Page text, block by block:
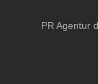
PR Agentur